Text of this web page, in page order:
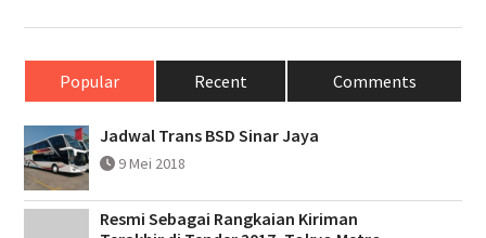
Popular Recent Comments
Jadwal Trans BSD Sinar Jaya
9 Mei 2018
Resmi Sebagai Rangkaian Kiriman